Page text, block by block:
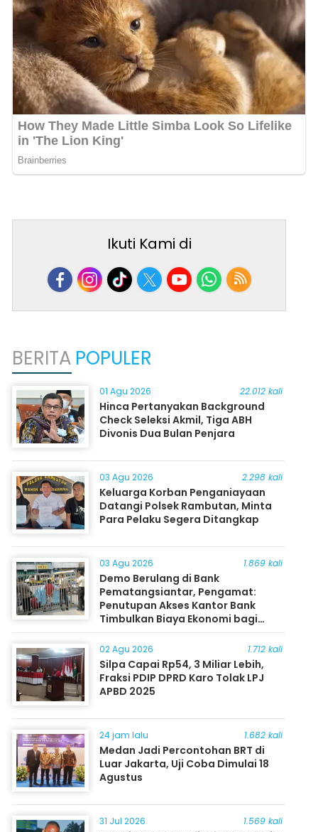
Ikuti Kami di
BERITA POPULER
01 Agu 2026 22.012 kali
Hinca Pertanyakan Background
Check Seleksi Akmil, Tiga ABH
Divonis Dua Bulan Penjara
03 Agu 2026 2.298 kali
Keluarga Korban Penganiayaan
Datangi Polsek Rambutan, Minta
Para Pelaku Segera Ditangkap
03 Agu 2026 1.869 kali
Demo Berulang di Bank
Pematangsiantar, Pengamat:
Penutupan Akses Kantor Bank
Timbulkan Biaya Ekonomi bagi
Masyarakat
02 Agu 2026 1.712 kali
Silpa Capai Rp54, 3 Miliar Lebih,
Fraksi PDIP DPRD Karo Tolak LPJ
APBD 2025
24 jam lalu 1.682 kali
Medan Jadi Percontohan BRT di
Luar Jakarta, Uji Coba Dimulai 18
Agustus
31 Jul 2026 1.569 kali